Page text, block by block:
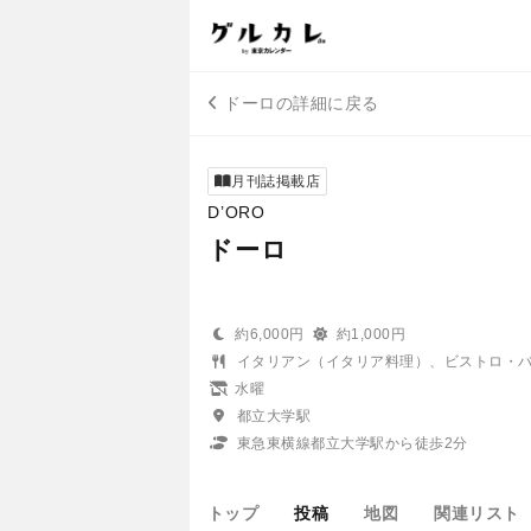
ドーロの詳細に戻る
月刊誌掲載店
D’ORO
ドーロ
約6,000円
約1,000円
イタリアン（イタリア料理）、ビストロ・
水曜
都立大学駅
東急東横線都立大学駅から徒歩2分
トップ 投稿 地図 関連リスト